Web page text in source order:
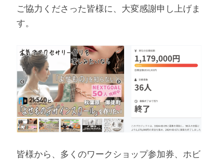
製作工程
会社概要
ご協力くださった皆様に、大変感謝申し上げま
す。
皆様から、多くのワークショップ参加券、ホビ